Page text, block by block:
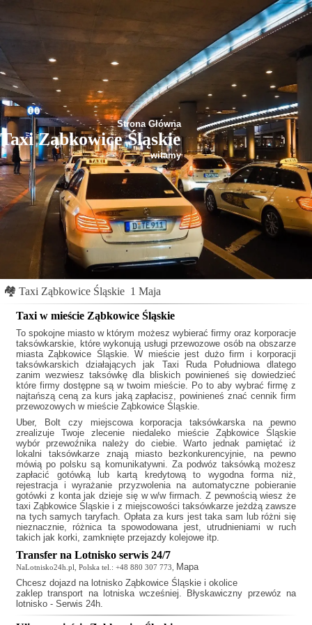
Strona Główna
Taxi Ząbkowice Śląskie
witamy
🏘 Taxi Ząbkowice Śląskie 1 Maja
Taxi w mieście Ząbkowice Śląskie
To spokojne miasto w którym możesz wybierać firmy oraz korporacje
taksówkarskie, które wykonują usługi przewozowe osób na obszarze
miasta Ząbkowice Śląskie. W mieście jest dużo firm i korporacji
taksówkarskich działających jak Taxi Ruda Południowa
dlatego
zanim wezwiesz taksówkę dla bliskich powinieneś się dowiedzieć
które firmy dostępne są w twoim mieście. Po to aby wybrać firmę z
najtańszą ceną za kurs jaką zapłacisz, powinieneś znać cennik firm
przewozowych w mieście Ząbkowice Śląskie.
Uber, Bolt czy miejscowa korporacja taksówkarska na pewno
zrealizuje Twoje zlecenie niedaleko mieście Ząbkowice Śląskie
wybór przewoźnika należy do ciebie. Warto jednak pamiętać iż
lokalni taksówkarze znają miasto bezkonkurencyjnie, na pewno
mówią po polsku są komunikatywni. Za podwóz taksówką możesz
zapłacić gotówką lub kartą kredytową to wygodna forma niż,
rejestracja i wyrażanie przyzwolenia na automatyczne pobieranie
gotówki z konta jak dzieje się w w/w firmach. Z pewnością wiesz że
taxi Ząbkowice Śląskie i z miejscowości taksówkarze jeżdżą zawsze
na tych samych taryfach. Opłata za kurs jest taka sam lub różni się
nieznacznie, różnica ta spowodowana jest, utrudnieniami w ruch
takich jak korki, zamknięte przejazdy kolejowe itp.
Transfer na Lotnisko serwis 24/7
NaLotnisko24h.pl, Polska tel.: +48 880 307 773, Mapa
Chcesz dojazd na lotnisko Ząbkowice Śląskie i okolice
zaklep transport na lotniska wcześniej. Błyskawiczny przewóz na
lotnisko - Serwis 24h.